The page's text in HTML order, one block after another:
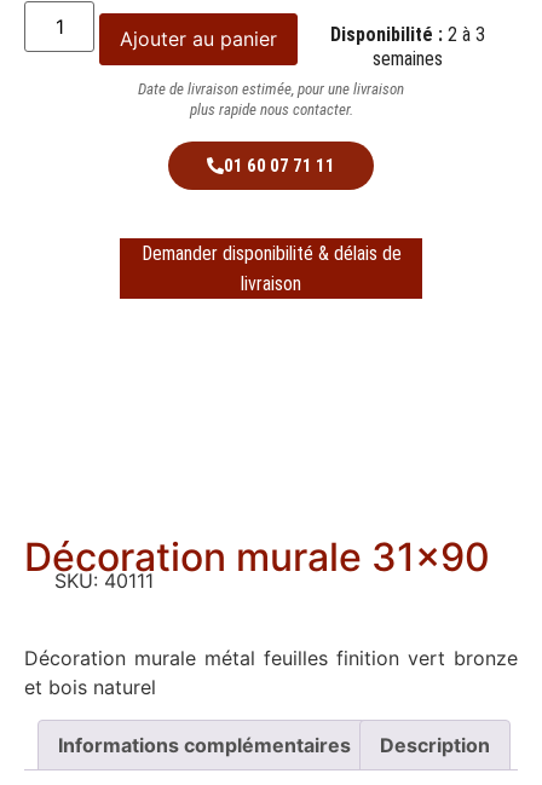
Ajouter au panier Disponibilité : 2 à 3
semaines
Date de livraison estimée, pour une livraison
plus rapide nous contacter.
01 60 07 71 11
Demander disponibilité & délais de
livraison
Décoration murale 31×90
SKU: 40111
Décoration murale métal feuilles finition vert bronze
et bois naturel
Informations complémentaires Description